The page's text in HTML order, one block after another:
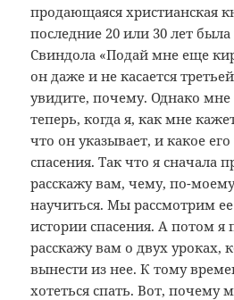
продающаяся христианская
последние 20 или 30 лет
Свиндола «Подай мне еще
он даже и не касается
увидите, почему. Однако мне
теперь, когда я, как мне
что он указывает, и какое
спасения. Так что я сначала
расскажу вам, чему, по-
научиться. Мы рассмотрим ее
истории спасения. А потом я
расскажу вам о двух уроках,
вынести из нее. К тому
хотеться спать. Вот, почему